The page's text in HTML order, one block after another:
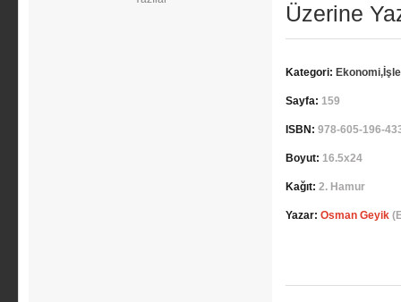
Üzerine
Kategori:
Sayfa: 159
ISBN: 978-605-196-
Boyut: 16.5x24
Kağıt: 2. Hamur
Yazar: Osman Geyik